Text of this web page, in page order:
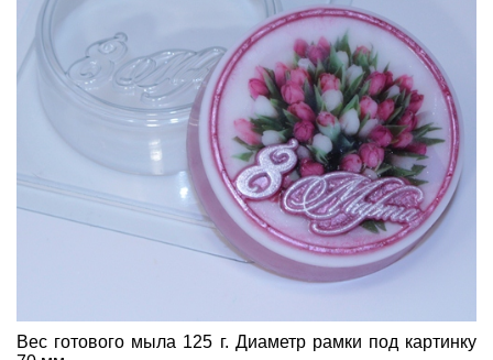
Вес готового мыла 125 г. Диаметр рамки под картинку